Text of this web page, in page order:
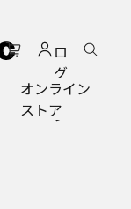
ロ
グ
イ
ン
オンライン
ストア